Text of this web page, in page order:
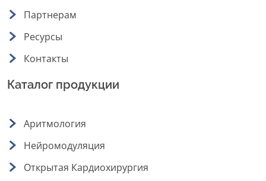
Партнерам
Ресурсы
Контакты
Каталог продукции
Аритмология
Нейромодуляция
Открытая Кардиохирургия